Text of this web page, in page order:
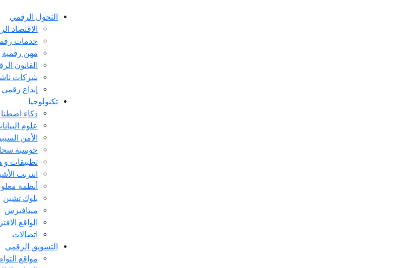
التحول الرقمي
اﻻقتصاد
خدمات
مهن رقمية
القانون
شركات
إبداع رقمي
تكنولوجيا
ذكاء
علوم
الأمن
حوسبة
تطبيقات و
انترنت
أنظمة
بلوك تشين
ميتافيرس
الواقع
اتصالات
التسويق الرقمي
مواقع